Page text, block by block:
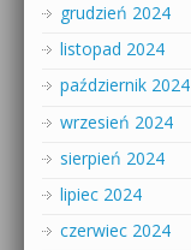
grudzień 2024
listopad 2024
październik 2024
wrzesień 2024
sierpień 2024
lipiec 2024
czerwiec 2024